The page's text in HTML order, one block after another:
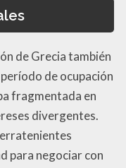
de Grecia también
de ocupación
fragmentada en
divergentes.
para negociar con